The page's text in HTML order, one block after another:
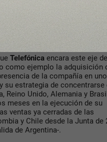
tecnológica europea”. “La
escala, reduce la inversión y
dos, es de tres. No es solo
“Telefónica quiere
Telefónica encara este eje de
como ejemplo la adquisición
de la compañía en
su estrategia de concentrarse
Reino Unido, Alemania y
meses en la ejecución de su
ventas ya cerradas de las
y Chile desde la Junta de
de Argentina-.